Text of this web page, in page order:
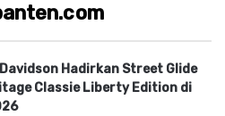
Hadirkan Street Glide
Classie Liberty Edition di